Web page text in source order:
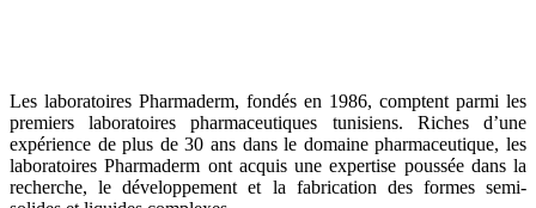
Les laboratoires Pharmaderm, fondés en 1986, comptent parmi les
premiers laboratoires pharmaceutiques tunisiens. Riches d’une
expérience de plus de 30 ans dans le domaine pharmaceutique, les
laboratoires Pharmaderm ont acquis une expertise poussée dans la
recherche, le développement et la fabrication des formes semi-